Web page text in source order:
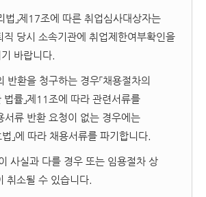
법」제17조에 따른 취업심사대상자는
직 당시 소속기관에 취업제한여부확인을
바랍니다.
반환을 청구하는 경우「채용절차의
률」제11조에 따라 관련서류를
서류 반환 요청이 없는 경우에는
법」에 따라 채용서류를 파기합니다.
사실과 다를 경우 또는 임용절차 상
취소될 수 있습니다.